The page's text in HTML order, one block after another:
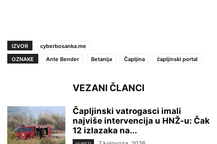
IZVOR
cyberbosanka.me
OZNAKE
Ante Bender Betanija Čapljina čapljinski portal
VEZANI ČLANCI
Čapljinski vatrogasci imali
najviše intervencija u HNŽ-u: Čak
12 izlazaka na...